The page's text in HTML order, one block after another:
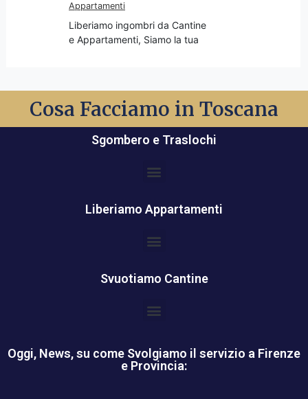
Appartamenti
Liberiamo ingombri da Cantine
e Appartamenti, Siamo la tua
un Preventivo e sopralluogo.
Cosa Facciamo in Toscana
Sgombero e Traslochi
Liberiamo Appartamenti
Svuotiamo Cantine
Oggi, News, su come Svolgiamo il servizio a Firenze
e Provincia: